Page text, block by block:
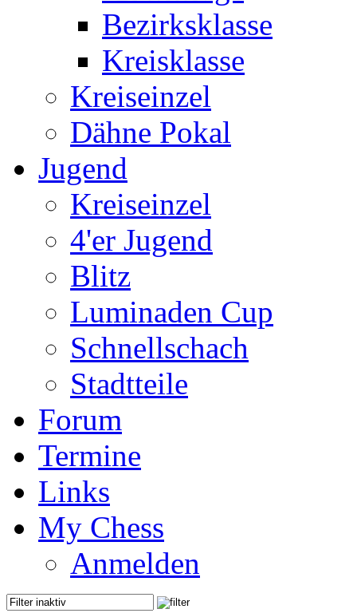
Bezirksklasse
Kreisklasse
Kreiseinzel
Dähne Pokal
Jugend
Kreiseinzel
4'er Jugend
Blitz
Luminaden Cup
Schnellschach
Stadtteile
Forum
Termine
Links
My Chess
Anmelden